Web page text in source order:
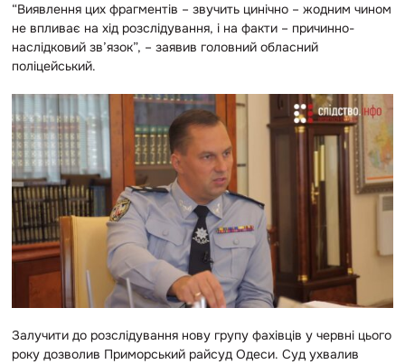
“Виявлення цих фрагментів – звучить цинічно – жодним чином
не впливає на хід розслідування, і на факти – причинно-
наслідковий зв’язок”, – заявив головний обласний
поліцейський.
Залучити до розслідування нову групу фахівців у червні цього
року дозволив Приморський райсуд Одеси. Суд ухвалив